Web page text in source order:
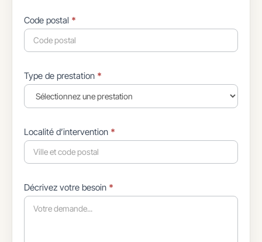
Code postal *
Type de prestation *
Localité d’intervention *
Décrivez votre besoin *